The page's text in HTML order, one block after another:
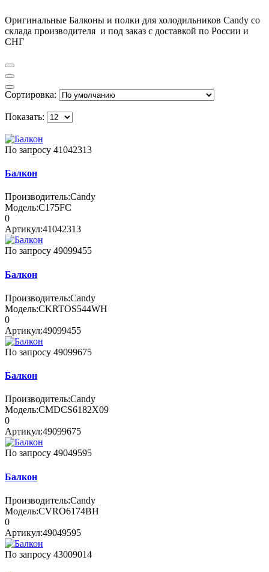
Оригинальные Балконы и полки для холодильников Candy со
склада производителя и под заказ с доставкой по России и
СНГ
Сортировка:
Показать:
По запросу 41042313
Балкон
Производитель:Candy
Модель:C175FC
0
Артикул:41042313
По запросу 49099455
Балкон
Производитель:Candy
Модель:CKRTOS544WH
0
Артикул:49099455
По запросу 49099675
Балкон
Производитель:Candy
Модель:CMDCS6182X09
0
Артикул:49099675
По запросу 49049595
Балкон
Производитель:Candy
Модель:CVRO6174BH
0
Артикул:49049595
По запросу 43009014